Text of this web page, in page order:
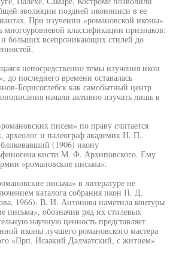
эволюции поздней иконописи в ее
При изучении «романовской иконы»
многоуровневой классификации признаков:
больших всепроникающих стилей до
непосредственно темы изучения икон
до последнего времени оставалась
Борисоглебск как самобытный центр
начали активно изучать лишь в
писем» по праву считается
и палеограф академик Н. П.
(1906) икону
кисти М. Ф. Архиповского. Ему
«романовские письма».
письма» в литературе не
каталога собрания икон П. Д.
1966). В. И. Антонова наметила контуры
письма», обозначив ряд их стилевых
научную ценность представляет
иконы лучшего романовского мастера
«Прп. Исаакий Далматский, с житием»